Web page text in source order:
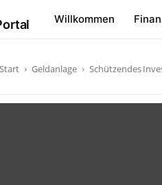
Willkommen
Start Geldanlage Schützendes